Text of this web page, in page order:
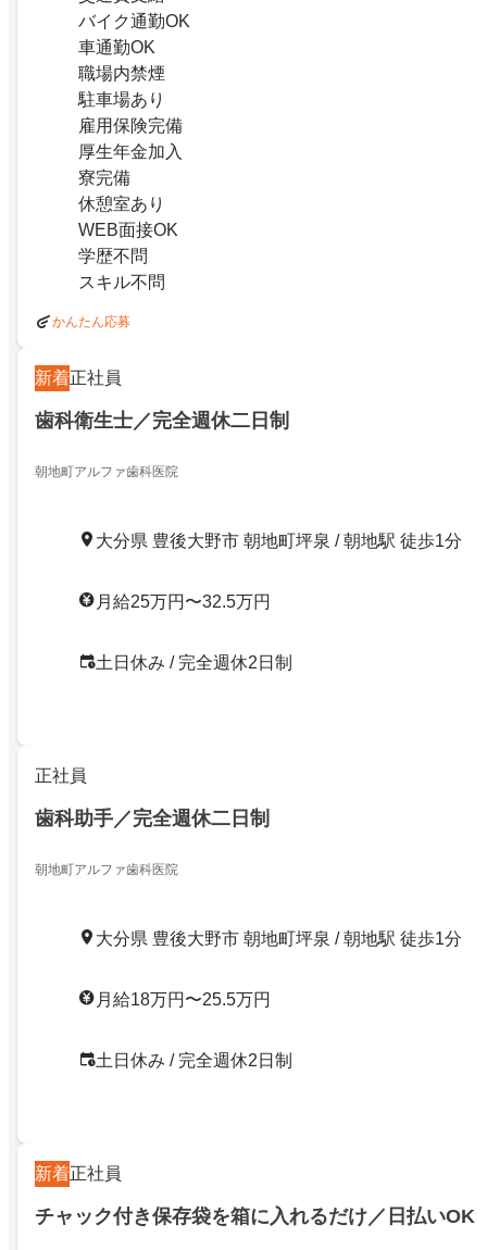
バイク通勤OK
車通勤OK
職場内禁煙
駐車場あり
雇用保険完備
厚生年金加入
寮完備
休憩室あり
WEB面接OK
学歴不問
スキル不問
かんたん応募
新着正社員
歯科衛生士／完全週休二日制
朝地町アルファ歯科医院
大分県 豊後大野市 朝地町坪泉 / 朝地駅 徒歩1分
月給25万円〜32.5万円
土日休み / 完全週休2日制
正社員
歯科助手／完全週休二日制
朝地町アルファ歯科医院
大分県 豊後大野市 朝地町坪泉 / 朝地駅 徒歩1分
月給18万円〜25.5万円
土日休み / 完全週休2日制
新着正社員
チャック付き保存袋を箱に入れるだけ／日払いOK